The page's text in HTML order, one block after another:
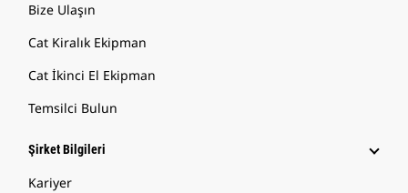
Bize Ulaşın
Cat Kiralık Ekipman
Cat İkinci El Ekipman
Temsilci Bulun
Şirket Bilgileri
Kariyer